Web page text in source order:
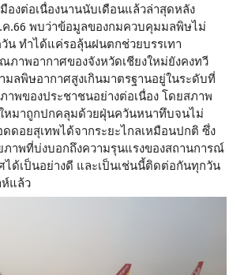
องต่อเนื่องนานนับเดือนแล้วล่าสุดหลัง
ค.66 พบว่าข้อมูลของกมควบคุมมลพิษไม่
น ทำได้แค่รอลุ้นฝนตกช่วยบรรเทา
าพอากาศของจังหวัดเชียงใหม่ยังคงทวี
มลพิษอากาศสูงเกินมาตรฐานอยู่ในระดับที่
าพของประชาชนอย่างต่อเนื่อง โดยสภาพ
ใหมาถูกปกคลุมด้วยฝุ่นควันหนาทึบจนไม่
ดดอยสุเทพได้จากระยะไกลเหมือนปกติ ซึ่ง
ภาพที่บ่งบอกถึงความรุนแรงของสถานการณ์
ด้เป็นอย่างดี และเป็นเช่นนี้ติดต่อกันทุกวัน
แล้ว